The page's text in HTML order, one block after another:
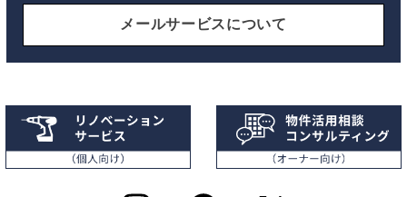
メールサービスについて